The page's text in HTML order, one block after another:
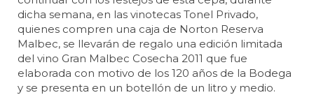
dicha semana, en las vinotecas Tonel Privado,
quienes compren una caja de Norton Reserva
Malbec, se llevarán de regalo una edición limitada
del vino Gran Malbec Cosecha 2011 que fue
elaborada con motivo de los 120 años de la Bodega
y se presenta en un botellón de un litro y medio.